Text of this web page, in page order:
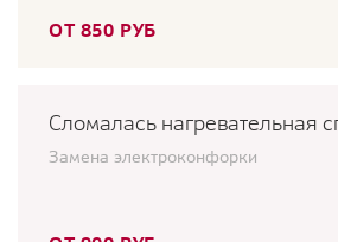
ОТ 850 РУБ
Сломалась нагревательная
Замена электроконфорки